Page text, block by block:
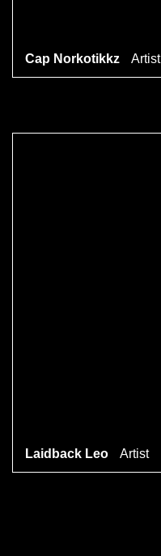
Cap Norkotikkz Artist
Laidback Leo Artist